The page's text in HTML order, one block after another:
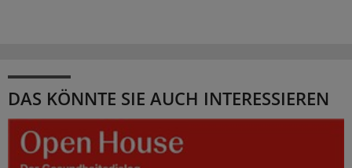
DAS KÖNNTE SIE AUCH INTERESSIEREN